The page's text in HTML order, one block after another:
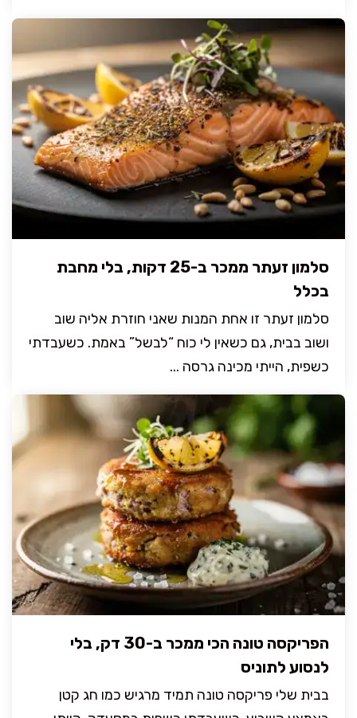
סלמון זעתר ממכר ב-25 דקות, בלי מחבת
בכלל
סלמון זעתר זו אחת המנות שאני חוזרת אליה שוב
ושוב בבית, גם כשאין לי כוח “לבשל” באמת. כשעבדתי
כשפית, הייתי מכינה גרסה ...
הפריקסה טונה הכי ממכר ב-30 דק, בלי
לנסוע לתוניס
בבית שלי פריקסה טונה תמיד מרגיש כמו חג קטן